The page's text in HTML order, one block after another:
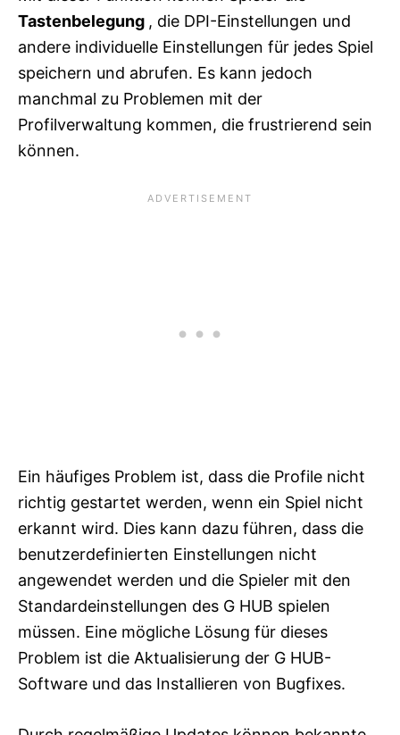
Tastenbelegung , die DPI-Einstellungen und
andere individuelle Einstellungen für jedes Spiel
speichern und abrufen. Es kann jedoch
manchmal zu Problemen mit der
Profilverwaltung kommen, die frustrierend sein
können.
Ein häufiges Problem ist, dass die Profile nicht
richtig gestartet werden, wenn ein Spiel nicht
erkannt wird. Dies kann dazu führen, dass die
benutzerdefinierten Einstellungen nicht
angewendet werden und die Spieler mit den
Standardeinstellungen des G HUB spielen
müssen. Eine mögliche Lösung für dieses
Problem ist die Aktualisierung der G HUB-
Software und das Installieren von Bugfixes.